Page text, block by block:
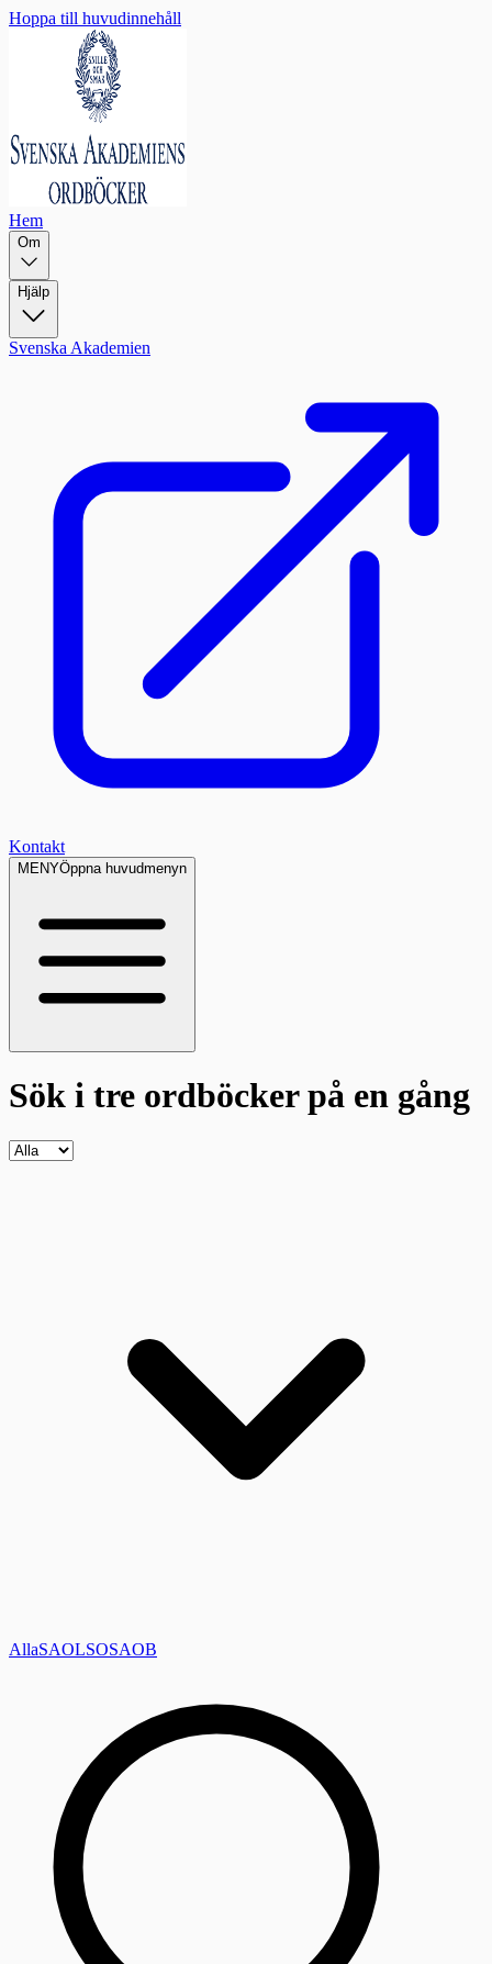
Hoppa till huvudinnehåll
Hem
Om
Hjälp
Svenska Akademien
Kontakt
MENYÖppna huvudmenyn
Sök i tre ordböckerpå en gång
AllaSAOLSOSAOB